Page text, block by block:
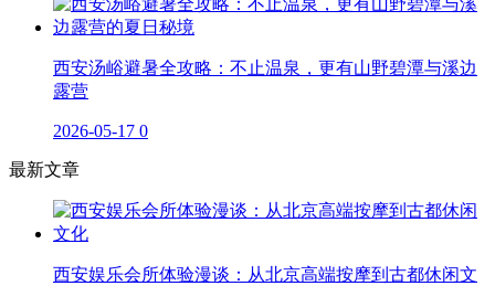
西安汤峪避暑全攻略：不止温泉，更有山野碧潭与溪边
露营
2026-05-17 0
最新文章
西安娱乐会所体验漫谈：从北京高端按摩到古都休闲文